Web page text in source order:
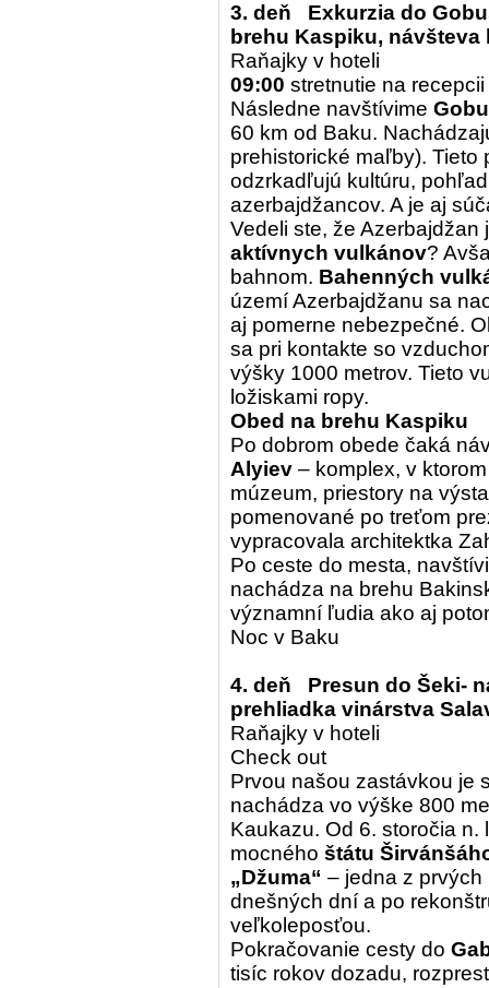
3. deň Exkurzia do
brehu Kaspiku,
Raňajky v hoteli
09:00 stretnutie na
Následne navštívime
60 km od Baku.
prehistorické maľby). Tieto
odzrkadľujú kultúru,
azerbajdžancov. A je aj
Vedeli ste, že
aktívnych vulkánov?
bahnom. Bahenných
území Azerbajdžanu sa
aj pomerne nebezpečné.
sa pri kontakte so
výšky 1000 metrov. Tieto
ložiskami ropy.
Obed na brehu Kaspiku
Po dobrom obede čaká
Alyiev – komplex, v
múzeum, priestory na
pomenované po treťom
vypracovala architektka
Po ceste do mesta,
nachádza na brehu
významní ľudia ako aj
Noc v Baku
4. deň Presun do Šeki-
prehliadka vinárstva
Raňajky v hoteli
Check out
Prvou našou zastávkou je
nachádza vo výške 800
Kaukazu. Od 6. storočia
mocného štátu
„Džuma“ – jedna z
dnešných dní a po
veľkoleposťou.
Pokračovanie cesty do
tisíc rokov dozadu,